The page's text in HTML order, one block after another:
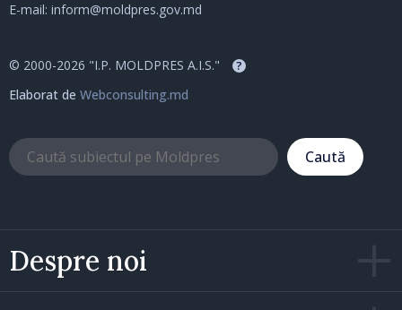
Despre noi
E-mail: inform@moldpres.gov.md
© 2000-2026 "I.P. MOLDPRES A.I.S." ?
Elaborat de Webconsulting.md
Caută